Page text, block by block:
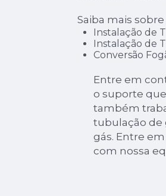
Saiba mais
Instalação de
Instalação de
Conversão
Entre em
o suporte
também
tubulação de
gás. Entre
com nossa